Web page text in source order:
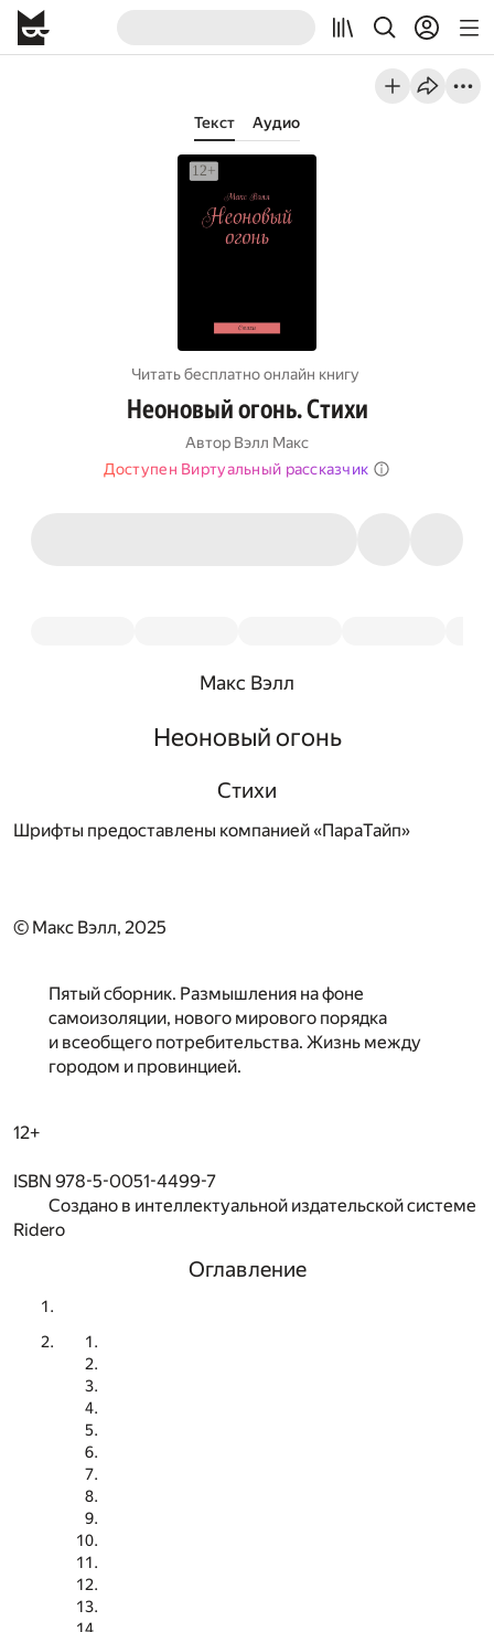
Текст Аудио
Читать бесплатно онлайн книгу
Неоновый огонь. Стихи
Автор Вэлл Макс
Доступен Виртуальный рассказчик
Макс Вэлл
Неоновый огонь
Стихи
Шрифты предоставлены компанией «ПараТайп»
© Макс Вэлл, 2025
Пятый сборник. Размышления на фоне
самоизоляции, нового мирового порядка
и всеобщего потребительства. Жизнь между
городом и провинцией.
12+
ISBN 978-5-0051-4499-7
Создано в интеллектуальной издательской системе
Ridero
Оглавление